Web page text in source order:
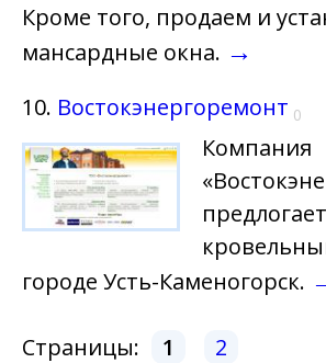
Кроме того, продаем и
мансардные окна. →
10. Востокэнергоремонт 0
Компания
городе Усть-Каменогорск.
Страницы: 1 2